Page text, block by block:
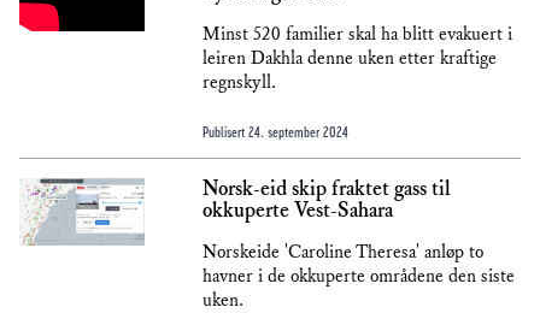
Minst 520 familier skal ha blitt evakuert i
leiren Dakhla denne uken etter kraftige
regnskyll.
Publisert 24. september 2024
Norsk-eid skip fraktet gass til
okkuperte Vest-Sahara
Norskeide 'Caroline Theresa' anløp to
havner i de okkuperte områdene den siste
uken.